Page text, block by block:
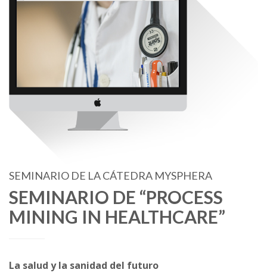
SEMINARIO DE LA CÁTEDRA MYSPHERA
SEMINARIO DE “PROCESS
MINING IN HEALTHCARE”
La salud y la sanidad del futuro